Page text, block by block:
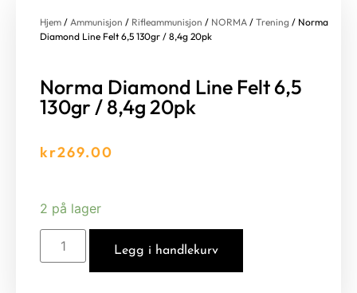
Hjem / Ammunisjon / Rifleammunisjon / NORMA / Trening / Norma
Diamond Line Felt 6,5 130gr / 8,4g 20pk
Norma Diamond Line Felt 6,5
130gr / 8,4g 20pk
kr269.00
2 på lager
Legg i handlekurv